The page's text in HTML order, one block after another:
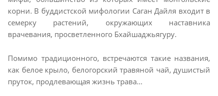
корни. В буддистской мифологии Саган Дайля входит в
семерку растений, окружающих наставника
врачевания, просветленного Бхайшаджьягуру.
Помимо традиционного, встречаются такие названия,
как белое крыло, белогорский травяной чай, душистый
пруток, продлевающая жизнь трава…